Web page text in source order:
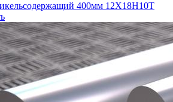
400мм 12Х18Н10Т